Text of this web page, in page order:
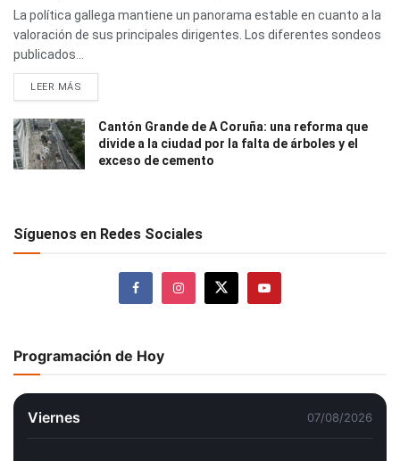
La política gallega mantiene un panorama estable en cuanto a la
valoración de sus principales dirigentes. Los diferentes sondeos
publicados...
LEER MÁS
Cantón Grande de A Coruña: una reforma que
divide a la ciudad por la falta de árboles y el
exceso de cemento
Síguenos en Redes Sociales
Programación de Hoy
Viernes 07/08/2026